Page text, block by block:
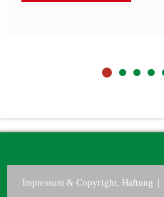
Impressum & Copyright, Haftung |